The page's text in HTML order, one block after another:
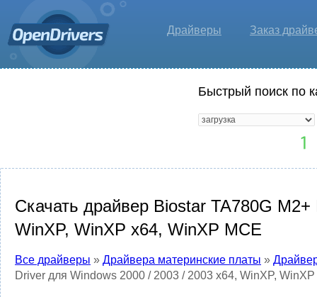
Драйверы Заказ
Быстрый поиск по
Скачать драйвер Biostar TA780G
WinXP, WinXP x64, WinXP MCE
Все драйверы » Драйвера материнские платы »
Driver для Windows 2000 / 2003 / 2003 x64, WinXP,